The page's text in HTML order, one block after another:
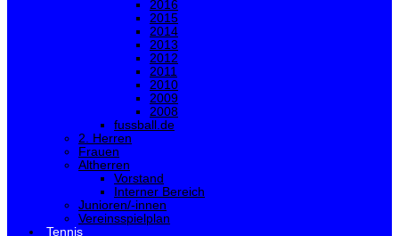
2016
2015
2014
2013
2012
2011
2010
2009
2008
fussball.de
2. Herren
Frauen
Altherren
Vorstand
Interner Bereich
Junioren/-innen
Vereinsspielplan
Tennis